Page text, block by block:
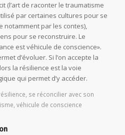
(l’art de raconter le traumatisme
par certaines cultures pour se
notamment par les contes),
pour se reconstruire. Le
est véhicule de conscience».
d’évoluer. Si l’on accepte la
la résilience est la voie
qui permet d’y accéder.
se réconcilier avec son
véhicule de conscience